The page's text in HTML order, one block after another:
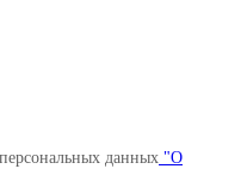
данных "О